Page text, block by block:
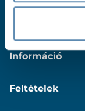
Információ
Feltételek